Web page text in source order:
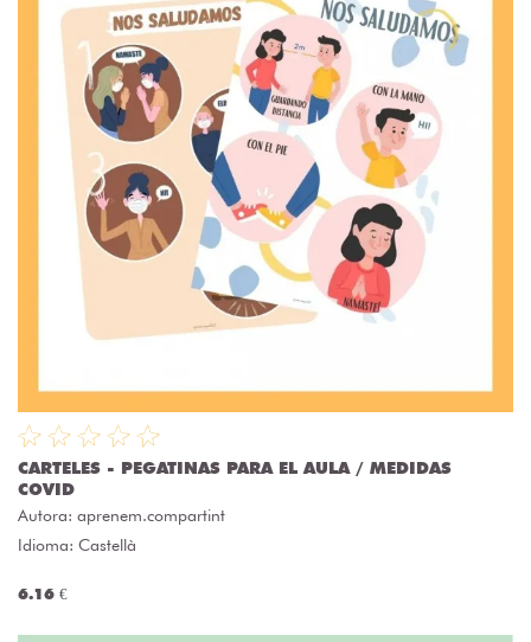
CARTELES - PEGATINAS PARA EL AULA / MEDIDAS
COVID
Autora: aprenem.compartint
Idioma: Castellà
6.16 €